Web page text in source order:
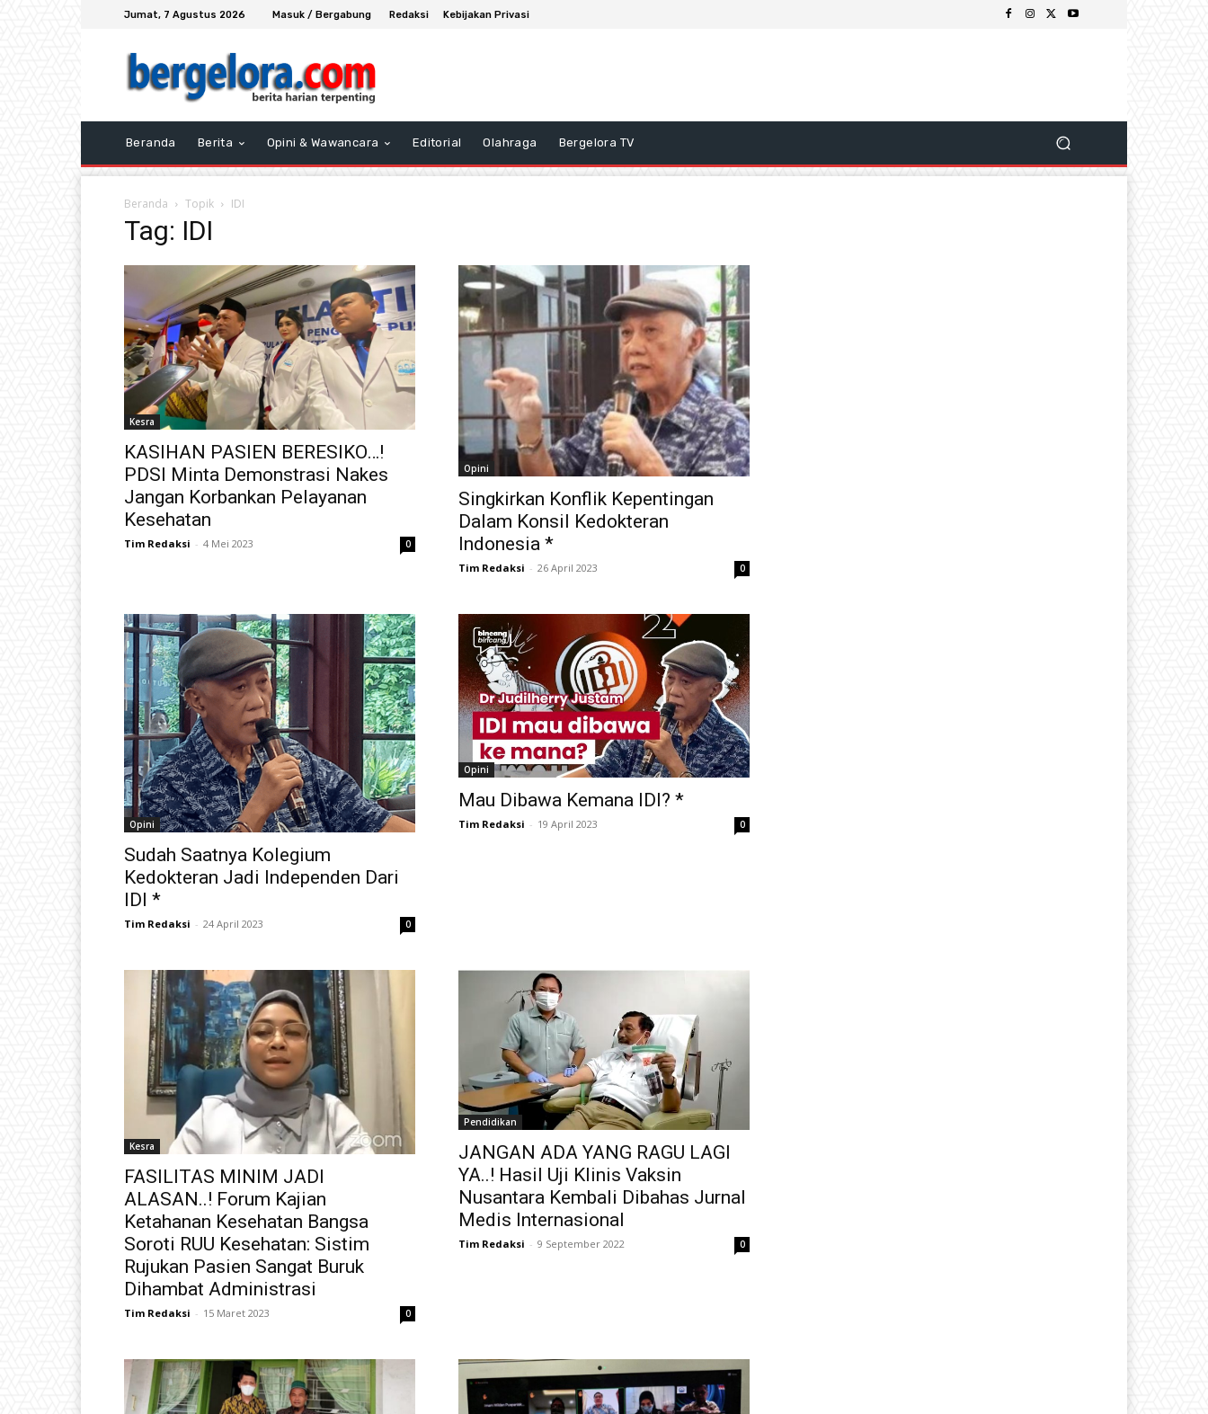
Jumat, 7 Agustus 2026 Masuk / Bergabung Redaksi Kebijakan Privasi
Beranda Berita Opini & Wawancara Editorial Olahraga Bergelora TV
Beranda Topik IDI
Tag: IDI
Kesra
KASIHAN PASIEN BERESIKO…!
PDSI Minta Demonstrasi Nakes
Jangan Korbankan Pelayanan
Kesehatan
Tim Redaksi - 4 Mei 2023 0
Opini
Singkirkan Konflik Kepentingan
Dalam Konsil Kedokteran
Indonesia *
Tim Redaksi - 26 April 2023 0
Opini
Sudah Saatnya Kolegium
Kedokteran Jadi Independen Dari
IDI *
Tim Redaksi - 24 April 2023 0
Opini
Mau Dibawa Kemana IDI? *
Tim Redaksi - 19 April 2023 0
Kesra
FASILITAS MINIM JADI
ALASAN..! Forum Kajian
Ketahanan Kesehatan Bangsa
Soroti RUU Kesehatan: Sistim
Rujukan Pasien Sangat Buruk
Dihambat Administrasi
Tim Redaksi - 15 Maret 2023 0
Pendidikan
JANGAN ADA YANG RAGU LAGI
YA..! Hasil Uji Klinis Vaksin
Nusantara Kembali Dibahas Jurnal
Medis Internasional
Tim Redaksi - 9 September 2022 0